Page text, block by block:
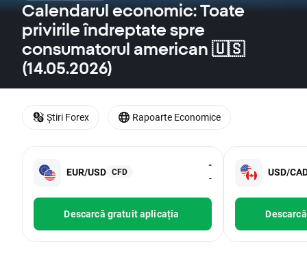
Calendarul economic: Toate
privirile îndreptate spre
consumatorul american 🇺🇸
(14.05.2026)
EUR/USD CFD
-
-
Descarcă gratuit aplicația
USD/
Știri Forex Rapoarte Economice